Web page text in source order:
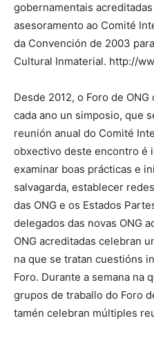
gobernamentais
asesoramento ao Comité
da Convención de 2003
Cultural Inmaterial. http://
Desde 2012, o Foro de
cada ano un simposio, que
reunión anual do Comité
obxectivo deste encontro é
examinar boas prácticas e
salvagarda, establecer
das ONG e os Estados
delegados das novas ONG
ONG acreditadas celebran
na que se tratan cuestións
Foro. Durante a semana na
grupos de traballo do Foro
tamén celebran múltiples